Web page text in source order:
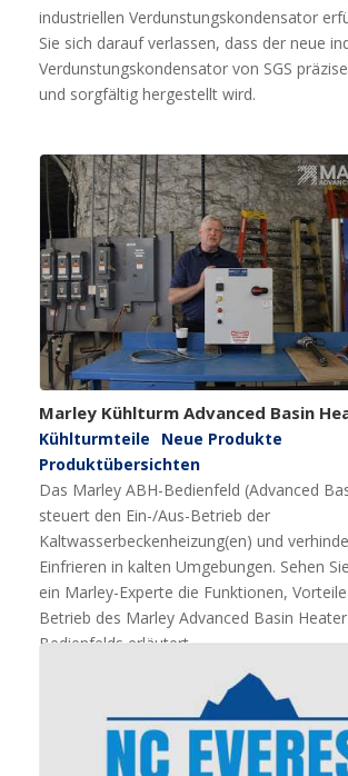
industriellen Verdunstungskondensator
Sie sich darauf verlassen, dass der neue
Verdunstungskondensator von SGS
und sorgfältig hergestellt wird.
Marley Kühlturm Advanced Basin
Kühlturmteile
Neue Produkte
Produktübersichten
Das Marley ABH-Bedienfeld (Advanced
steuert den Ein-/Aus-Betrieb der
Kaltwasserbeckenheizung(en) und
Einfrieren in kalten Umgebungen. Sehen
ein Marley-Experte die Funktionen,
Betrieb des Marley Advanced Basin
Bedienfelds erläutert.